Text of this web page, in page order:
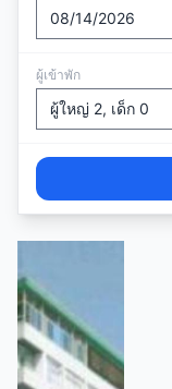
ผู้เข้าพัก